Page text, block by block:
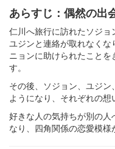
あらすじ：偶然の出
仁川へ旅行に訪れたソジ
ユジンと連絡が取れなく
ニョンに助けられたこと
す。
その後、ソジョン、ユジ
ようになり、それぞれの想
好きな人の気持ちが別の
なり、四角関係の恋愛模様